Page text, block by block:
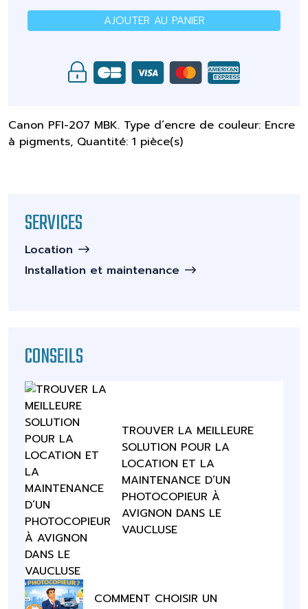
AJOUTER AU PANIER
Canon PFI-207 MBK. Type d’encre de couleur: Encre
à pigments, Quantité: 1 pièce(s)
SERVICES
Location
Installation et maintenance
CONSEILS
TROUVER LA MEILLEURE
SOLUTION POUR LA
LOCATION ET LA
MAINTENANCE D’UN
PHOTOCOPIEUR À
AVIGNON DANS LE
VAUCLUSE
COMMENT CHOISIR UN